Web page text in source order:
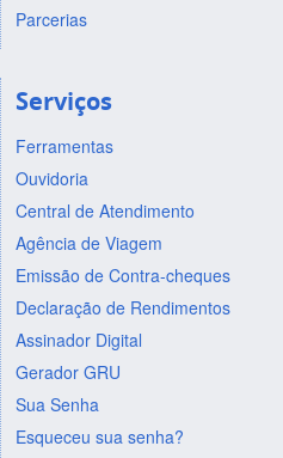
Parcerias
Serviços
Ferramentas
Ouvidoria
Central de Atendimento
Agência de Viagem
Emissão de Contra-cheques
Declaração de Rendimentos
Assinador Digital
Gerador GRU
Sua Senha
Esqueceu sua senha?